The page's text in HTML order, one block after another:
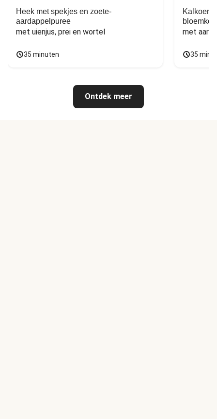
Heek met spekjes en zoete-
aardappelpuree
met uienjus, prei en wortel
35 minuten
Kalkoen
met
35
Ontdek meer